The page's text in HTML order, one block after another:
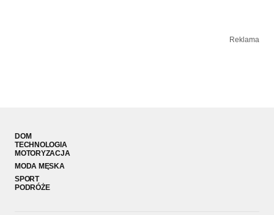
Reklama
DOM
TECHNOLOGIA
MOTORYZACJA
MODA MĘSKA
SPORT
PODRÓŻE